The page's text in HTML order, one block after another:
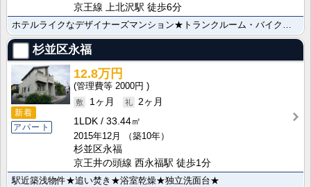
京王線 上北沢駅 徒歩6分
ホテルライクなデザイナーズマンション★トランクルーム・バイク置場有★
杉並区永福
新着
アパート
12.8万円
2000円
1ヶ月
2ヶ月
1LDK
33.44㎡
2015年12月
（築10年）
杉並区永福
京王井の頭線 西永福駅 徒歩1分
駅近築浅物件★追い焚き★浴室乾燥★独立洗面台★